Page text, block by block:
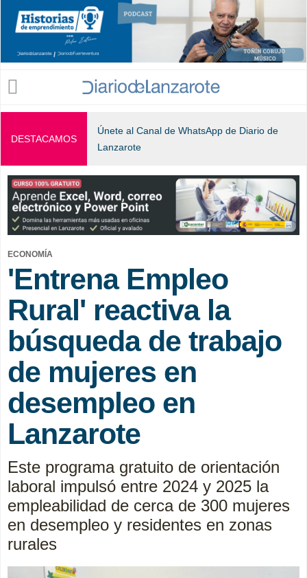
Jump to navigation
DESTACAMOS
Únete al Canal de WhatsApp de Diario de
Lanzarote
ECONOMÍA
'Entrena Empleo
Rural' reactiva la
búsqueda de trabajo
de mujeres en
desempleo en
Lanzarote
Este programa gratuito de orientación
laboral impulsó entre 2024 y 2025 la
empleabilidad de cerca de 300 mujeres
en desempleo y residentes en zonas
rurales